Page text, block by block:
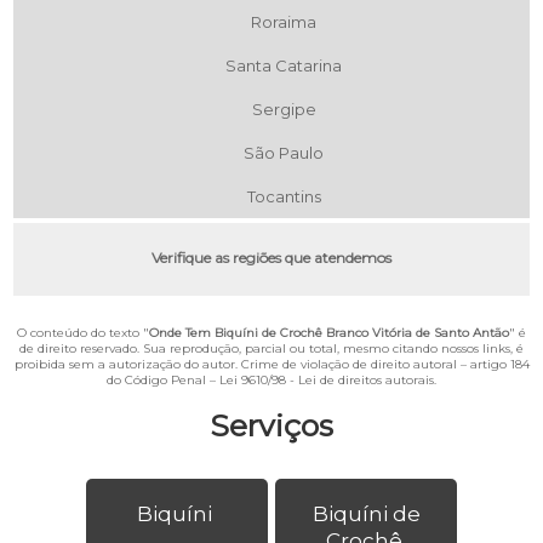
Serviços
Biquíni
Biquíni de
Roraima
Santa Catarina
Sergipe
São Paulo
Tocantins
Verifique as regiões que atendemos
O conteúdo do texto "Onde Tem Biquíni de Crochê Branco Vitória de Santo Antão" é
de direito reservado. Sua reprodução, parcial ou total, mesmo citando nossos links, é
proibida sem a autorização do autor. Crime de violação de direito autoral – artigo 184
do Código Penal – Lei 9610/98 - Lei de direitos autorais.